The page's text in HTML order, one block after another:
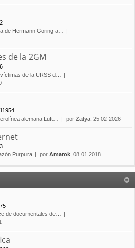
de Hermann Göring a…
de la 2GM
de la URSS d…
11954
alemana Luft… por Zalya , 25 02 2026
Purpura por Amarok , 08 01 2018
de documentales de…